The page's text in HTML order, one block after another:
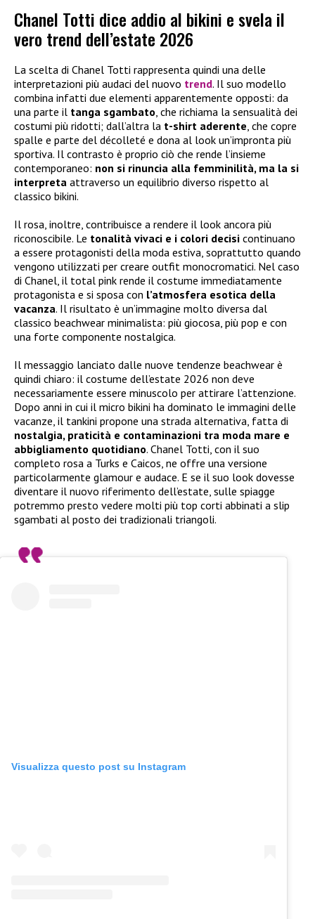
Chanel Totti dice addio al bikini e svela il
vero trend dell’estate 2026
La scelta di Chanel Totti rappresenta quindi una delle
interpretazioni più audaci del nuovo trend. Il suo modello
combina infatti due elementi apparentemente opposti: da
una parte il tanga sgambato, che richiama la sensualità dei
costumi più ridotti; dall’altra la t-shirt aderente, che copre
spalle e parte del décolleté e dona al look un’impronta più
sportiva. Il contrasto è proprio ciò che rende l’insieme
contemporaneo: non si rinuncia alla femminilità, ma la si
interpreta attraverso un equilibrio diverso rispetto al
classico bikini.
Il rosa, inoltre, contribuisce a rendere il look ancora più
riconoscibile. Le tonalità vivaci e i colori decisi continuano
a essere protagonisti della moda estiva, soprattutto quando
vengono utilizzati per creare outfit monocromatici. Nel caso
di Chanel, il total pink rende il costume immediatamente
protagonista e si sposa con l’atmosfera esotica della
vacanza. Il risultato è un’immagine molto diversa dal
classico beachwear minimalista: più giocosa, più pop e con
una forte componente nostalgica.
Il messaggio lanciato dalle nuove tendenze beachwear è
quindi chiaro: il costume dell’estate 2026 non deve
necessariamente essere minuscolo per attirare l’attenzione.
Dopo anni in cui il micro bikini ha dominato le immagini delle
vacanze, il tankini propone una strada alternativa, fatta di
nostalgia, praticità e contaminazioni tra moda mare e
abbigliamento quotidiano. Chanel Totti, con il suo
completo rosa a Turks e Caicos, ne offre una versione
particolarmente glamour e audace. E se il suo look dovesse
diventare il nuovo riferimento dell’estate, sulle spiagge
potremmo presto vedere molti più top corti abbinati a slip
sgambati al posto dei tradizionali triangoli.
Visualizza questo post su Instagram